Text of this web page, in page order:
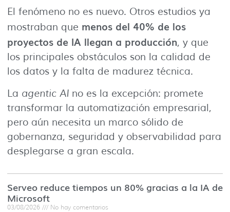
El fenómeno no es nuevo. Otros estudios ya
mostraban que menos del 40% de los
proyectos de IA llegan a producción, y que
los principales obstáculos son la calidad de
los datos y la falta de madurez técnica.
La agentic AI no es la excepción: promete
transformar la automatización empresarial,
pero aún necesita un marco sólido de
gobernanza, seguridad y observabilidad para
desplegarse a gran escala.
Serveo reduce tiempos un 80% gracias a la IA de
Microsoft
03/08/2026 No hay comentarios